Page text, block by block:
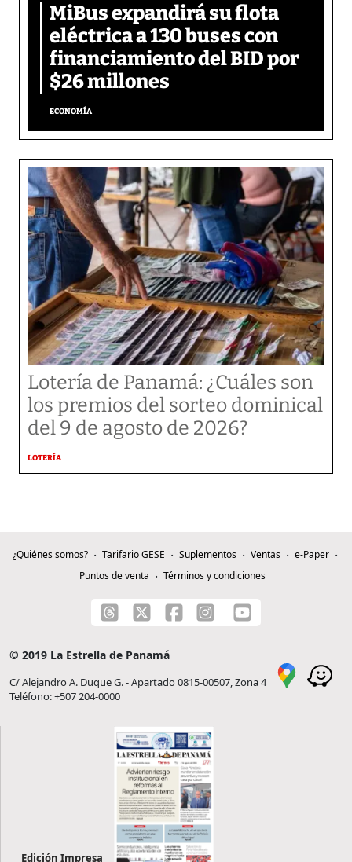
MiBus expandirá su flota
eléctrica a 130 buses con
financiamiento del BID por
$26 millones
ECONOMÍA
Lotería de Panamá: ¿Cuáles son
los premios del sorteo dominical
del 9 de agosto de 2026?
LOTERÍA
¿Quiénes somos? Tarifario GESE Suplementos Ventas
e-Paper
Puntos de venta
Términos y condiciones
© 2019 La Estrella de Panamá
C/ Alejandro A. Duque G. - Apartado 0815-00507, Zona 4
Teléfono: +507 204-0000
Edición Impresa